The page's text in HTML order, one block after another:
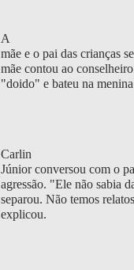
A
mãe e o pai das crianças
mãe contou ao
"doido" e bateu na
Carlin
Júnior conversou com o
agressão. "Ele não sabia
separou. Não temos
explicou.